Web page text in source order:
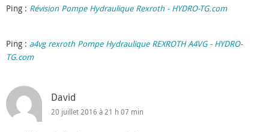
Ping : Révision Pompe Hydraulique Rexroth - HYDRO-TG.com
Ping : a4vg rexroth Pompe Hydraulique REXROTH A4VG - HYDRO-
TG.com
David
20 juillet 2016 à 21 h 07 min